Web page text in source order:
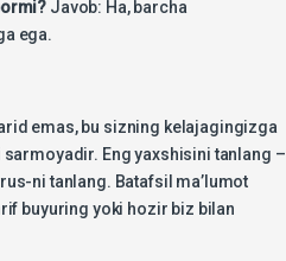
Javob: Ha, barcha
ega.
emas, bu sizning kelajagingizga
Eng yaxshisini tanlang –
ni tanlang. Batafsil ma’lumot
buyuring yoki hozir biz bilan